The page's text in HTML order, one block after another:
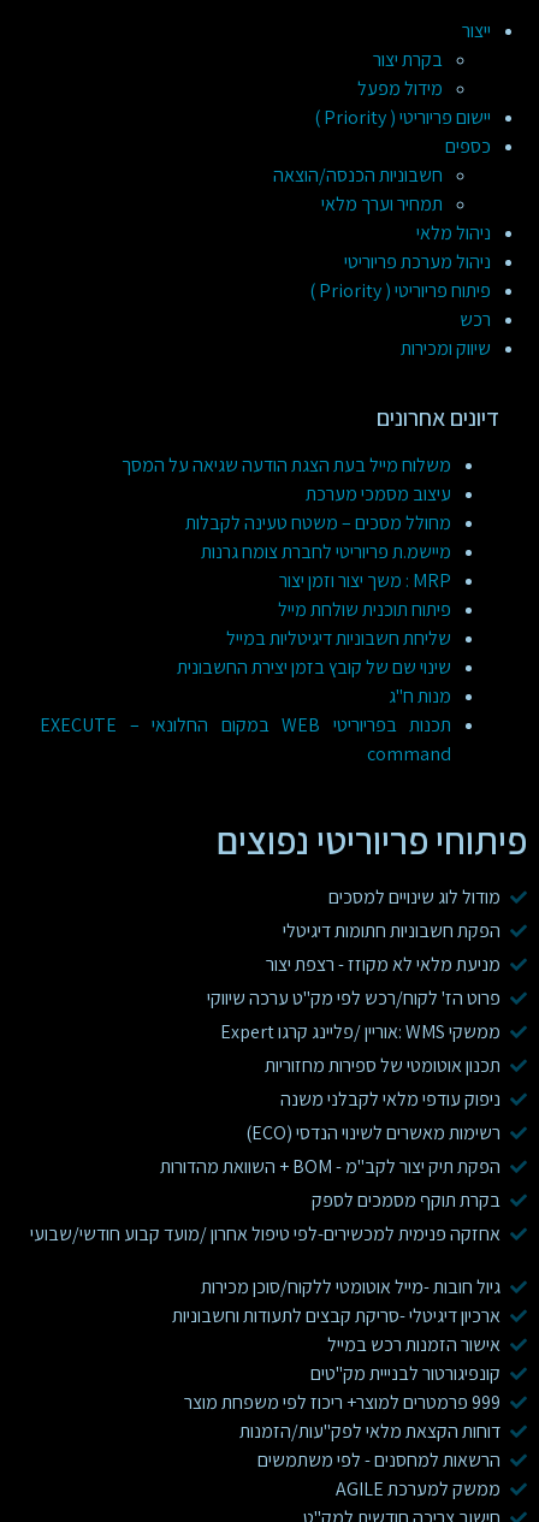
ייצור
בקרת יצור
מידול מפעל
יישום פריוריטי ( Priority )
כספים
חשבוניות הכנסה/הוצאה
תמחיר וערך מלאי
ניהול מלאי
ניהול מערכת פריוריטי
פיתוח פריוריטי ( Priority )
רכש
שיווק ומכירות
דיונים אחרונים
משלוח מייל בעת הצגת הודעה שגיאה על המסך
עיצוב מסמכי מערכת
מחולל מסכים – משטח טעינה לקבלות
מיישמ.ת פריוריטי לחברת צומח גרנות
MRP : משך יצור וזמן יצור
פיתוח תוכנית שולחת מייל
שליחת חשבוניות דיגיטליות במייל
שינוי שם של קובץ בזמן יצירת החשבונית
מנות ח"ג
תכנות בפריוריטי WEB במקום החלונאי – EXECUTE
command
פיתוחי פריוריטי נפוצים
מודול לוג שינויים למסכים
הפקת חשבוניות חתומות דיגיטלי
מניעת מלאי לא מקוזז - רצפת יצור
פרוט הז' לקוח/רכש לפי מק"ט ערכה שיווקי
ממשקי WMS :אוריין /פליינג קרגו Expert
תכנון אוטומטי של ספירות מחזוריות
ניפוק עודפי מלאי לקבלני משנה
רשימות מאשרים לשינוי הנדסי (ECO)
הפקת תיק יצור לקב"מ - BOM + השוואת מהדורות
בקרת תוקף מסמכים לספק
אחזקה פנימית למכשירים-לפי טיפול אחרון /מועד קבוע חודשי/שבועי
גיול חובות -מייל אוטומטי ללקוח/סוכן מכירות
ארכיון דיגיטלי -סריקת קבצים לתעודות וחשבוניות
אישור הזמנות רכש במייל
קונפיגורטור לבנייית מק"טים
999 פרמטרים למוצר+ ריכוז לפי משפחת מוצר
דוחות הקצאת מלאי לפק"עות/הזמנות
הרשאות למחסנים - לפי משתמשים
ממשק למערכת AGILE